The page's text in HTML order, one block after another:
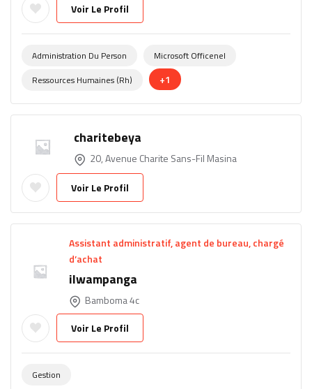
Voir Le Profil
Administration Du Person
Microsoft Officenel
Ressources Humaines (rh)
+1
charitebeya
20, Avenue Charite Sans-Fil Masina
Voir Le Profil
Assistant administratif, agent de bureau, chargé
d’achat
ilwampanga
Bamboma 4c
Voir Le Profil
Gestion